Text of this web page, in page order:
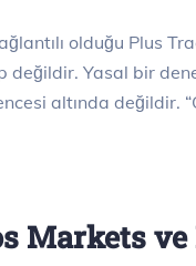
olduğu Plus
değildir. Yasal bir
altında değildir.
Markets